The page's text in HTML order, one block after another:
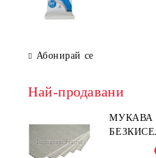
Абонирай се
Най-продавани
МУКАВА
- 210 Х